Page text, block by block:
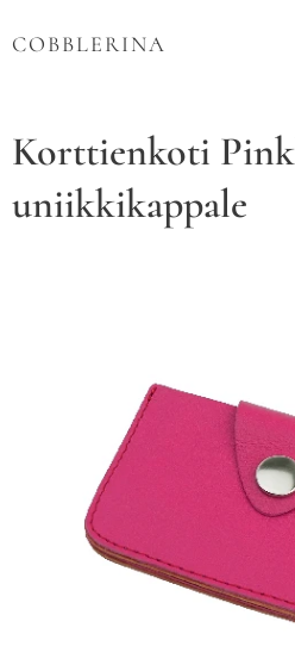
COBBLERINA
Korttienkoti
uniikkikappale